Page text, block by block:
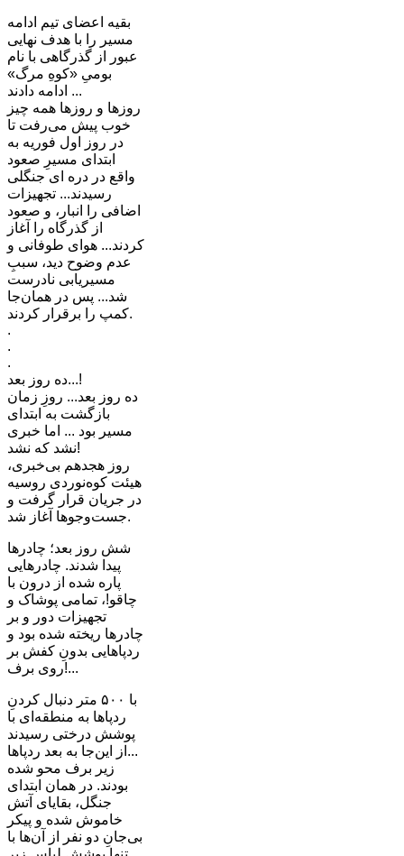
بقیه اعضای تیم ادامه
مسیر را با هدف نهایی
عبور از گذرگاهی با نام
بومیِ «کوهِ مرگ»
ادامه دادند ...
روزها و روزها همه چیز
خوب پیش می‌رفت تا
در روز اول فوریه به
ابتدای مسیرِ صعود
واقع در دره ای جنگلی
رسیدند... تجهیزات
اضافی را انبار، و صعود
از گذرگاه را آغاز
کردند... هوای طوفانی و
عدم وضوح دید، سببِ
مسیریابی نادرست
شد... پس در همان‌جا
کمپ را برقرار کردند.
.
.
.
ده روز بعد...!
ده روز بعد... روزِ زمان
بازگشت به ابتدای
مسیر بود ... اما خبری
نشد که نشد!
روز هجدهم بی‌خبری،
هیئت کوه‌نوردی روسیه
در جریان قرار گرفت و
جست‌وجوها آغاز شد.
شش روز بعد؛ چادرها
پیدا شدند. چادرهایی
پاره شده از درون با
چاقو!، تمامی پوشاک و
تجهیزات دور و بر
چادرها ریخته شده بود و
ردپاهایی بدونِ کفش بر
روی برف!...
با ۵۰۰ متر دنبال کردنِ
ردپاها به منطقه‌‌ای با
پوشش درختی رسیدند
...از این‌جا به بعد ردپاها
زیر برف محو شده
بودند. در همان ابتدای
جنگل، بقایای آتش
خاموش شده و پیکر
بی‌جانِ دو نفر از آن‌ها با